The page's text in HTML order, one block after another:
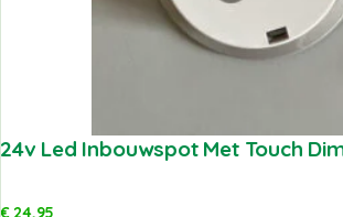
24v Led Inbouwspot Met Touch
€24,95